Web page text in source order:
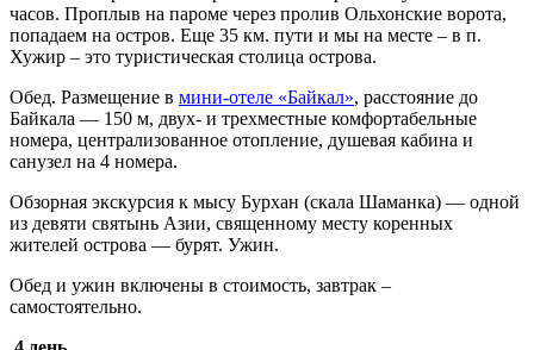
часов. Проплыв на пароме через пролив Ольхонские ворота,
попадаем на остров. Еще 35 км. пути и мы на месте – в п.
Хужир – это туристическая столица острова.
Обед. Размещение в мини-отеле «Байкал», расстояние до
Байкала — 150 м, двух- и трехместные комфортабельные
номера, централизованное отопление, душевая кабина и
санузел на 4 номера.
Обзорная экскурсия к мысу Бурхан (скала Шаманка) — одной
из девяти святынь Азии, священному месту коренных
жителей острова — бурят. Ужин.
Обед и ужин включены в стоимость, завтрак –
самостоятельно.